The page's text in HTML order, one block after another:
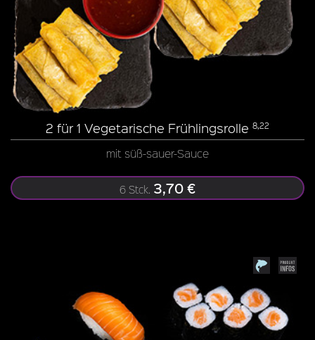
2 für 1 Vegetarische Frühlingsrolle 8,22
mit süß-sauer-Sauce
6 Stck. 3,70 €